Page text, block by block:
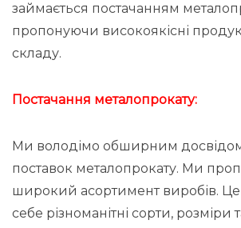
займається постачанням
пропонуючи високоякісні
складу.
Постачання металопрокату:
Ми володімо обширним
поставок металопрокату. Ми
широкий асортимент виробів.
себе різноманітні сорти, розміри